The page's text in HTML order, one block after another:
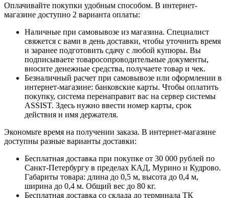
Оплачивайте покупки удобным способом. В интернет-
магазине доступно 2 варианта оплаты:
Наличные при самовывозе из магазина. Специалист
свяжется с вами в день доставки, чтобы уточнить время
и заранее подготовить сдачу с любой купюры. Вы
подписываете товаросопроводительные документы,
вносите денежные средства, получаете товар и чек.
Безналичный расчет при самовывозе или оформлении в
интернет-магазине: банковские карты. Чтобы оплатить
покупку, система перенаправит вас на сервер системы
ASSIST. Здесь нужно ввести номер карты, срок
действия и имя держателя.
Экономьте время на получении заказа. В интернет-магазине
доступны разные варианты доставки:
Бесплатная доставка при покупке от 30 000 рублей по
Санкт-Петербургу в пределах КАД, Мурино и Кудрово.
Габариты товара: длина до 0,5 м, высота до 0,4 м,
ширина до 0,4 м. Общий вес до 80 кг.
Бесплатная доставка со склада до терминала ТК